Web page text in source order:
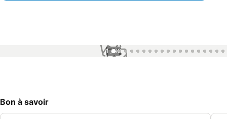
1 / 99
Bon à savoir